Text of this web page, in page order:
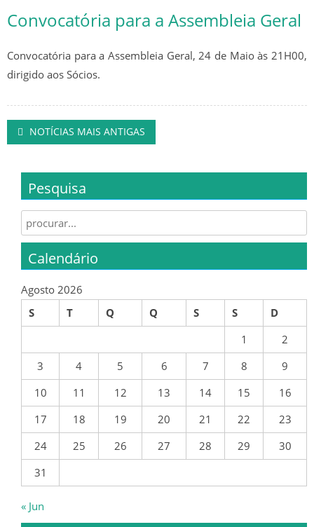
CLASSIFICAÇÃO
SUB 15 – INICIADOS
CLASSIFICAÇÕES
SUB 13 – INFANTIS
CLASSIFICAÇÃO
CALENDÁRIO
SUB 12 – INFANTIS
CLASSIFICAÇÕES
CALENDÁRIO
SUB 12 – INFANTIS (Fut.7)
Convocatória para a Assembleia Geral
Convocatória para a Assembleia Geral, 24 de Maio às 21H00,
dirigido aos Sócios.
Posts navigation
NOTÍCIAS MAIS ANTIGAS
Pesquisa
Search for:
Calendário
Agosto 2026
S
T Q Q S S
D
1
2
3
4 5 6 7 8
9
10
11 12 13 14 15
16
17
18 19 20 21 22
23
24
25 26 27 28 29
30
31
« Jun